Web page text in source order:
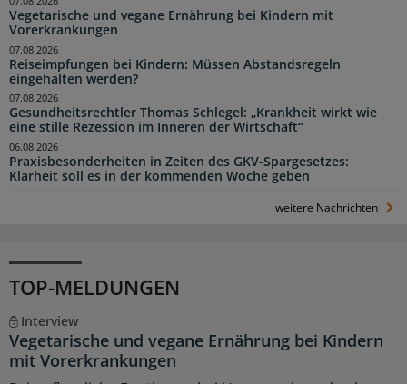
Vegetarische und vegane Ernährung bei Kindern mit
Vorerkrankungen
Reiseimpfungen bei Kindern: Müssen Abstandsregeln
eingehalten werden?
07.08.2026
Gesundheitsrechtler Thomas Schlegel: „Krankheit wirkt wie
eine stille Rezession im Inneren der Wirtschaft“
07.08.2026
Praxisbesonderheiten in Zeiten des GKV-Spargesetzes:
Klarheit soll es in der kommenden Woche geben
06.08.2026
weitere Nachrichten
TOP-MELDUNGEN
Interview
Vegetarische und vegane Ernährung bei Kindern
mit Vorerkrankungen